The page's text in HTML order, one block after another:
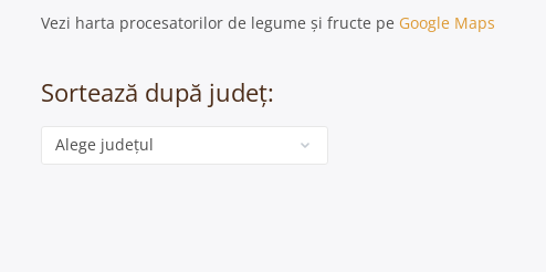
Vezi harta procesatorilor de legume și fructe pe Google Maps
Sortează după județ:
Categorie